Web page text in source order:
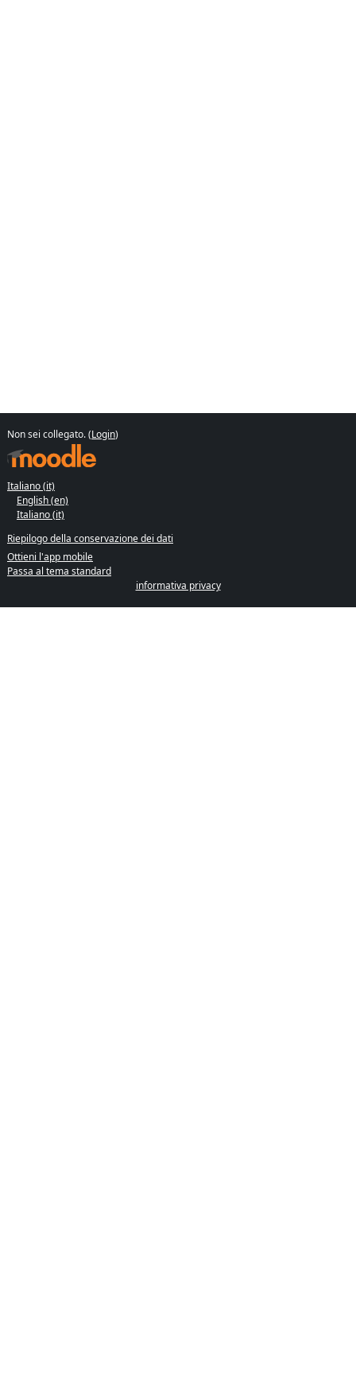
Non sei collegato. (Login)
Italiano ‎(it)‎
English ‎(en)‎
Italiano ‎(it)‎
Riepilogo della conservazione dei dati
Ottieni l'app mobile
Passa al tema standard
informativa privacy